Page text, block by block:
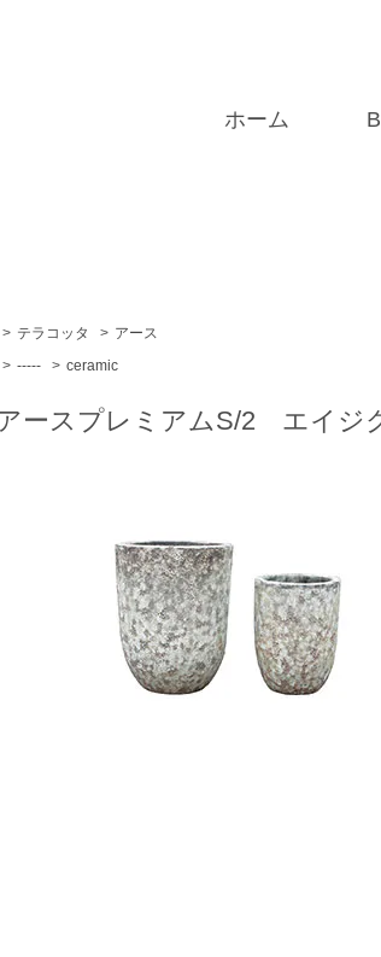
ホーム
> テラコッタ > アース
> ----- > ceramic
ースプレミアムS/2 エイジ